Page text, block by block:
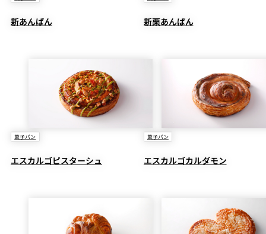
新あんぱん 新栗あんぱん
菓子パン
エスカルゴピスターシュ
菓子パン
エスカルゴカルダモン